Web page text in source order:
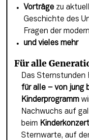
Vorträgezu
Geschichte des
Fragen der
und vieles mehr
Für alle
Das
für alle – von jung
Kinderprogramm
Nachwuchs auf
beim
Sternwarte, auf